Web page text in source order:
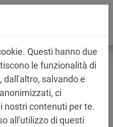
/ schede di
Questi hanno due
le funzionalità di
dall'altro, salvando e
ci
nostri contenuti per te.
all'utilizzo di questi